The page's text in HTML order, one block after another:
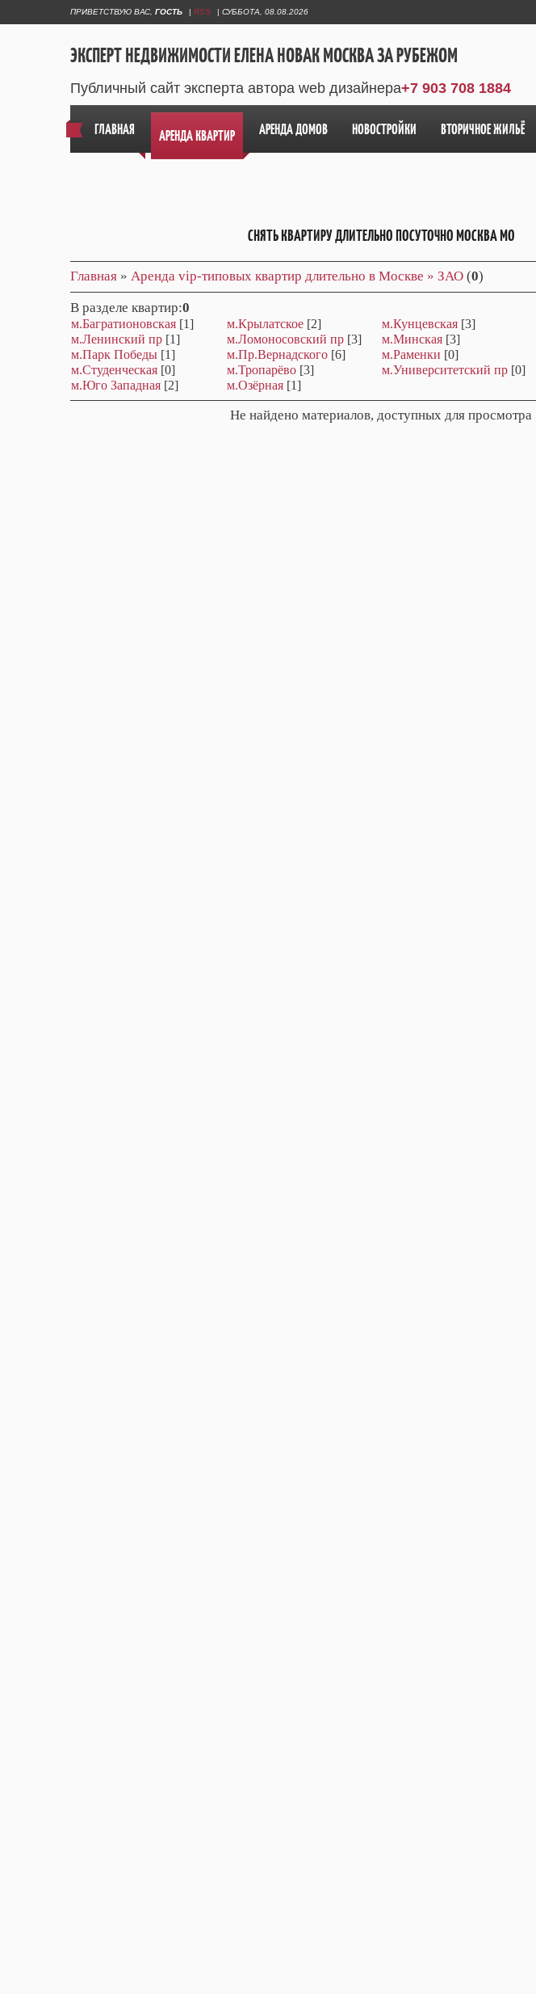
ПРИВЕТСТВУЮ ВАС ГОСТЬ | RSS | СУББОТА, 08.08.2026
ЭКСПЕРТ НЕДВИЖИМОСТИ ЕЛЕНА НОВАК МОСКВА ЗА РУБЕЖОМ
Публичный сайт эксперта автора web дизайнера+7 903 708 1884
ГЛАВНАЯ АРЕНДА КВАРТИР АРЕНДА ДОМОВ НОВОСТРОЙКИ ВТОРИЧНОЕ ЖИЛЬЁ
СНЯТЬ КВАРТИРУ ДЛИТЕЛЬНО ПОСУТОЧНО МОСКВА МО
Главная » Аренда vip-типовых квартир длительно в Москве » ЗАО (0)
В разделе квартир:0
м.Багратионовская [1] м.Крылатское [2] м.Кунцевская [3]
м.Ленинский пр [1] м.Ломоносовский пр [3] м.Минская [3]
м.Парк Победы [1] м.Пр.Вернадского [6] м.Раменки [0]
м.Студенческая [0] м.Тропарёво [3] м.Университетский пр [0]
м.Юго Западная [2] м.Озёрная [1]
Не найдено материалов, доступных для просмотра